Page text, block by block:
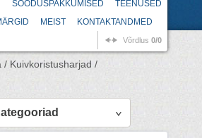
SOODUSPAKKUMISED
TEENUSED
MEIST KONTAKTANDMED
Võrdlus 0/0
/ Kuivkoristusharjad /